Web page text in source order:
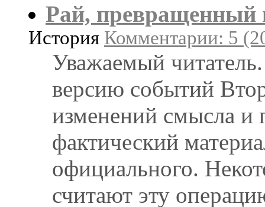
Рай, превращенный
История Комментарии: 5
Уважаемый
версию событий
изменений смысла и
фактический
официального.
считают эту